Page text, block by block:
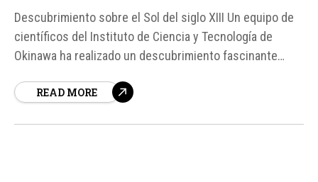
Descubrimiento sobre el Sol del siglo XIII Un equipo de
científicos del Instituto de Ciencia y Tecnología de
Okinawa ha realizado un descubrimiento fascinante
atravesando un ciclo solar mucho más corto que los que
READ MORE